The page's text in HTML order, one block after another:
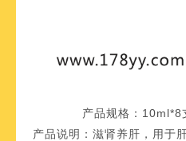
产品规格： 10ml*8
产品说明： 滋肾养肝，用于肝肾阴虚，